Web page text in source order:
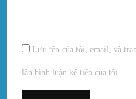
Lưu tên của tôi, email, và
lần bình luận kế tiếp của tôi.